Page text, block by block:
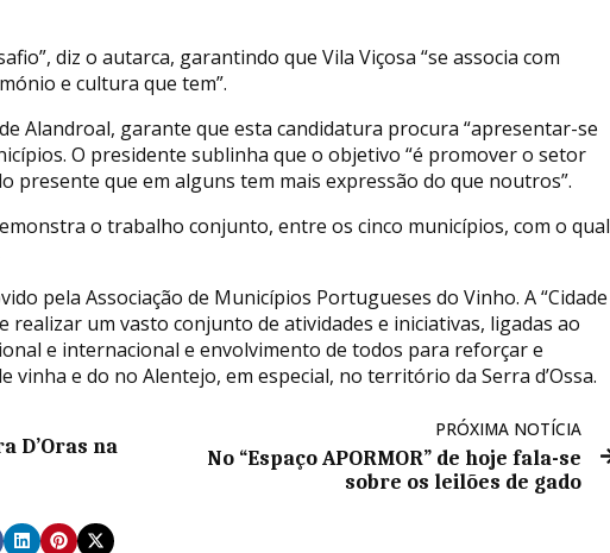
diz o autarca, garantindo que Vila Viçosa “se associa com
e cultura que tem”.
Alandroal, garante que esta candidatura procura “apresentar-se
O presidente sublinha que o objetivo “é promover o setor
presente que em alguns tem mais expressão do que noutros”.
o trabalho conjunto, entre os cinco municípios, com o qual
pela Associação de Municípios Portugueses do Vinho. A “Cidade
realizar um vasto conjunto de atividades e iniciativas, ligadas ao
e internacional e envolvimento de todos para reforçar e
e do no Alentejo, em especial, no território da Serra d’Ossa.
D’Oras na
PRÓXIMA NOTÍCIA
No “Espaço APORMOR” de hoje fala-se
sobre os leilões de gado